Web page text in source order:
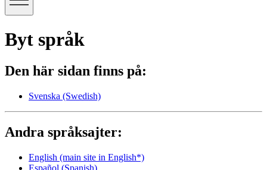
Byt språk
Den här sidan finns på:
Svenska (Swedish)
Andra språksajter:
English (main site in English*)
Español (Spanish)